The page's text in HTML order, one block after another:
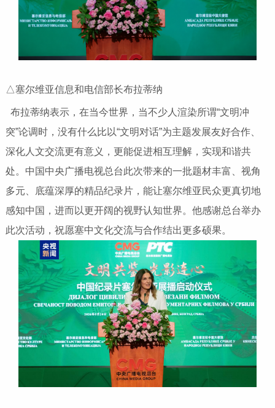
△塞尔维亚信息和电信部长布拉蒂纳
布拉蒂纳表示，在当今世界，当不少人渲染所谓“文明冲
突”论调时，没有什么比以“文明对话”为主题发展友好合作、
深化人文交流更有意义，更能促进相互理解，实现和谐共
处。中国中央广播电视总台此次带来的一批题材丰富、视角
多元、底蕴深厚的精品纪录片，能让塞尔维亚民众更真切地
感知中国，进而以更开阔的视野认知世界。他感谢总台举办
此次活动，祝愿塞中文化交流与合作结出更多硕果。